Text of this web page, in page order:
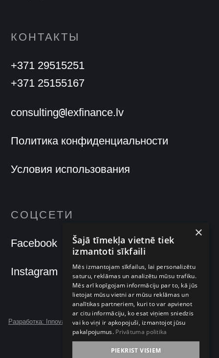
КОНТАКТЫ
+371 29515251
+371 25155167
consulting@lexfinance.lv
Политика конфиденциальности
Условия использования
СОЦСЕТИ
Facebook
Instagram
Разработка: Innova Forte
×
Šajā tīmekļa vietnē tiek
izmantoti sīkfaili
Mēs izmantojam sīkfailus, lai personalizētu
saturu, reklāmas un analizētu mūsu trafiku.
Mēs arī kopīgojam informāciju par to, kā jūs
lietojat mūsu vietni ar mūsu reklāmas un
analītikas partneriem, kuri to var apvienot
ar citu informāciju, ko esat viņiem sniedzis
vai ko viņi ir apkopojuši, izmantojot jūsu
pakalpojumus. Privātuma politika
PIEKRIST VISIEM